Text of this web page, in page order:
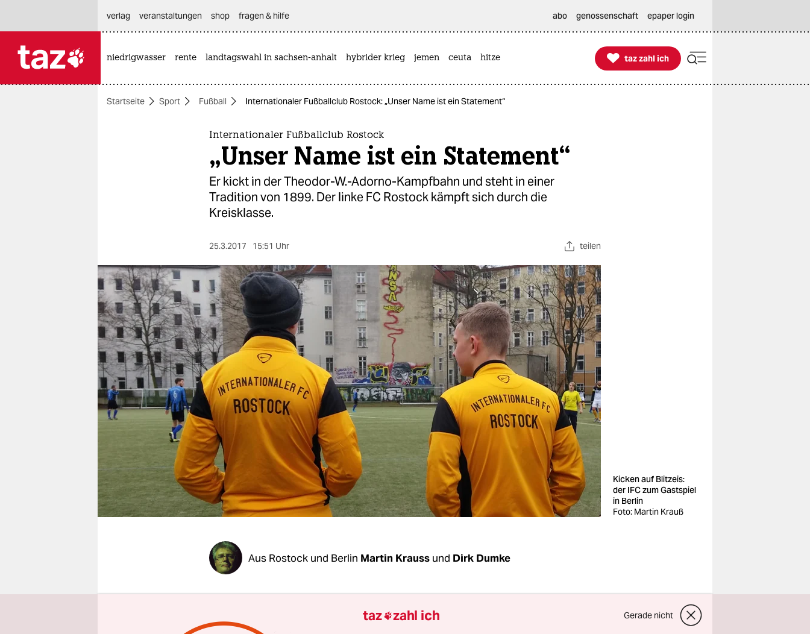
themen
berlin
nord
wahrheit
verlag
verlag
veranstaltungen
shop
unterstützen
abo
genossenschaft
verlag
veranstaltungen shop fragen & hilfe abo genossenschaft epaper login
niedrigwasser rente landtagswahl in sachsen-anhalt hybrider krieg jemen ceuta hitze 
taz zahl ich
taz zahl ich
Startseite Sport Fußball Internationaler Fußballclub Rostock: „Unser Name ist ein Statement“
Internationaler Fußballclub Rostock
„Unser Name ist ein Statement“
Er kickt in der Theodor-W.-Adorno-Kampfbahn und steht in einer
Tradition von 1899. Der linke FC Rostock kämpft sich durch die
Kreisklasse.
25.3.2017 15:51 Uhr teilen
Kicken auf Blitzeis:
der IFC zum Gastspiel
in Berlin
Foto: Martin Krauß
Aus Rostock und Berlin Martin Krauss und Dirk Dumke
„Was wir über den IFC herausfanden, war ziemlich geil“, sagt Eike
Dettmann. Er ist Torwart und Vizepräsident des Internationalen
taz zahl ich Gerade nicht